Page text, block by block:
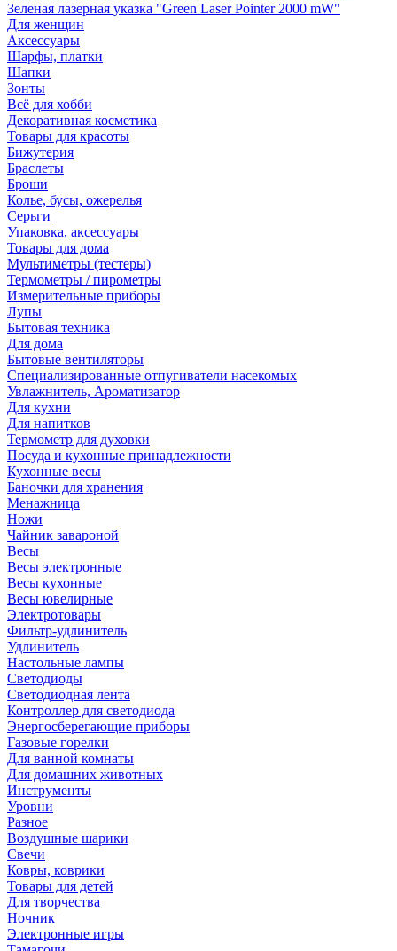
Зеленая лазерная указка "Green Laser Pointer 2000 mW"
Для женщин
Аксессуары
Шарфы, платки
Шапки
Зонты
Всё для хобби
Декоративная косметика
Товары для красоты
Бижутерия
Браслеты
Броши
Колье, бусы, ожерелья
Серьги
Упаковка, аксессуары
Товары для дома
Мультиметры (тестеры)
Термометры / пирометры
Измерительные приборы
Лупы
Бытовая техника
Для дома
Бытовые вентиляторы
Специализированные отпугиватели насекомых
Увлажнитель, Ароматизатор
Для кухни
Для напитков
Термометр для духовки
Посуда и кухонные принадлежности
Кухонные весы
Баночки для хранения
Менажница
Ножи
Чайник завароной
Весы
Весы электронные
Весы кухонные
Весы ювелирные
Электротовары
Фильтр-удлинитель
Удлинитель
Настольные лампы
Светодиоды
Светодиодная лента
Контроллер для светодиода
Энергосберегающие приборы
Газовые горелки
Для ванной комнаты
Для домашних животных
Инструменты
Уровни
Разное
Воздушные шарики
Свечи
Ковры, коврики
Товары для детей
Для творчества
Ночник
Электронные игры